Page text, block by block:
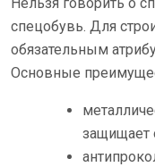
спецобувь. Для
обязательным
Основные
защищает